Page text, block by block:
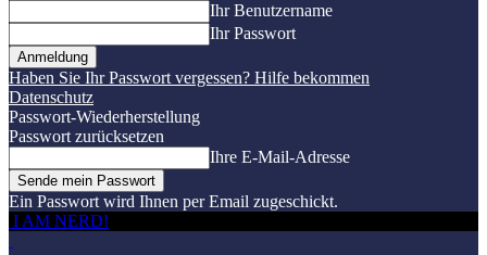
Ihr Benutzername
Ihr Passwort
Haben Sie Ihr Passwort vergessen? Hilfe bekommen
Datenschutz
Passwort-Wiederherstellung
Passwort zurücksetzen
Ihre E-Mail-Adresse
Ein Passwort wird Ihnen per Email zugeschickt.
I AM NERD!